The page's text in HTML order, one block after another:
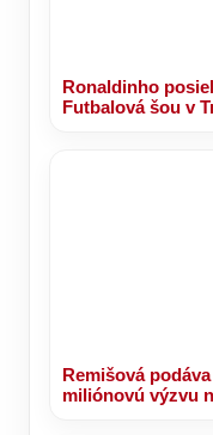
Ronaldinho
Futbalová šou v
Remišová
miliónovú výzvu